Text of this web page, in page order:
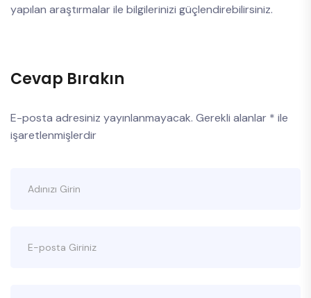
yapılan araştırmalar ile bilgilerinizi güçlendirebilirsiniz.
Cevap Bırakın
E-posta adresiniz yayınlanmayacak. Gerekli alanlar * ile
işaretlenmişlerdir